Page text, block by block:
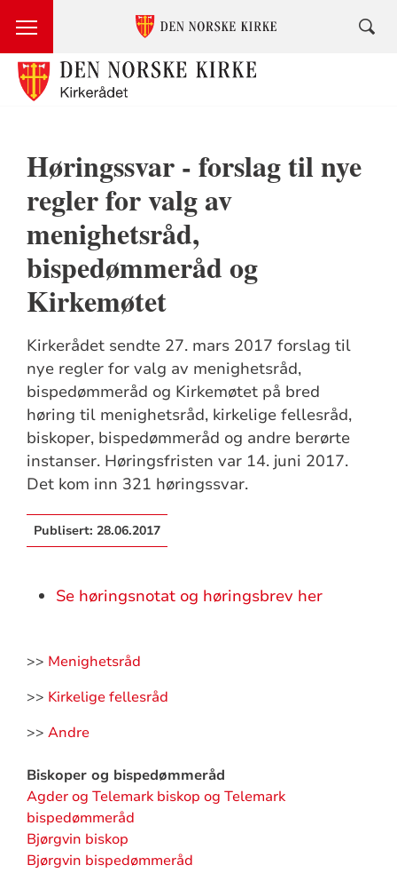
Høringssvar - forslag til nye
regler for valg av
menighetsråd,
bispedømmeråd og
Kirkemøtet
Kirkerådet sendte 27. mars 2017 forslag til
nye regler for valg av menighetsråd,
bispedømmeråd og Kirkemøtet på bred
høring til menighetsråd, kirkelige fellesråd,
biskoper, bispedømmeråd og andre berørte
instanser. Høringsfristen var 14. juni 2017.
Det kom inn 321 høringssvar.
Publisert: 28.06.2017
Se høringsnotat og høringsbrev her
>> Menighetsråd
>> Kirkelige fellesråd
>> Andre
Biskoper og bispedømmeråd
Agder og Telemark biskop og Telemark
bispedømmeråd
Bjørgvin biskop
Bjørgvin bispedømmeråd